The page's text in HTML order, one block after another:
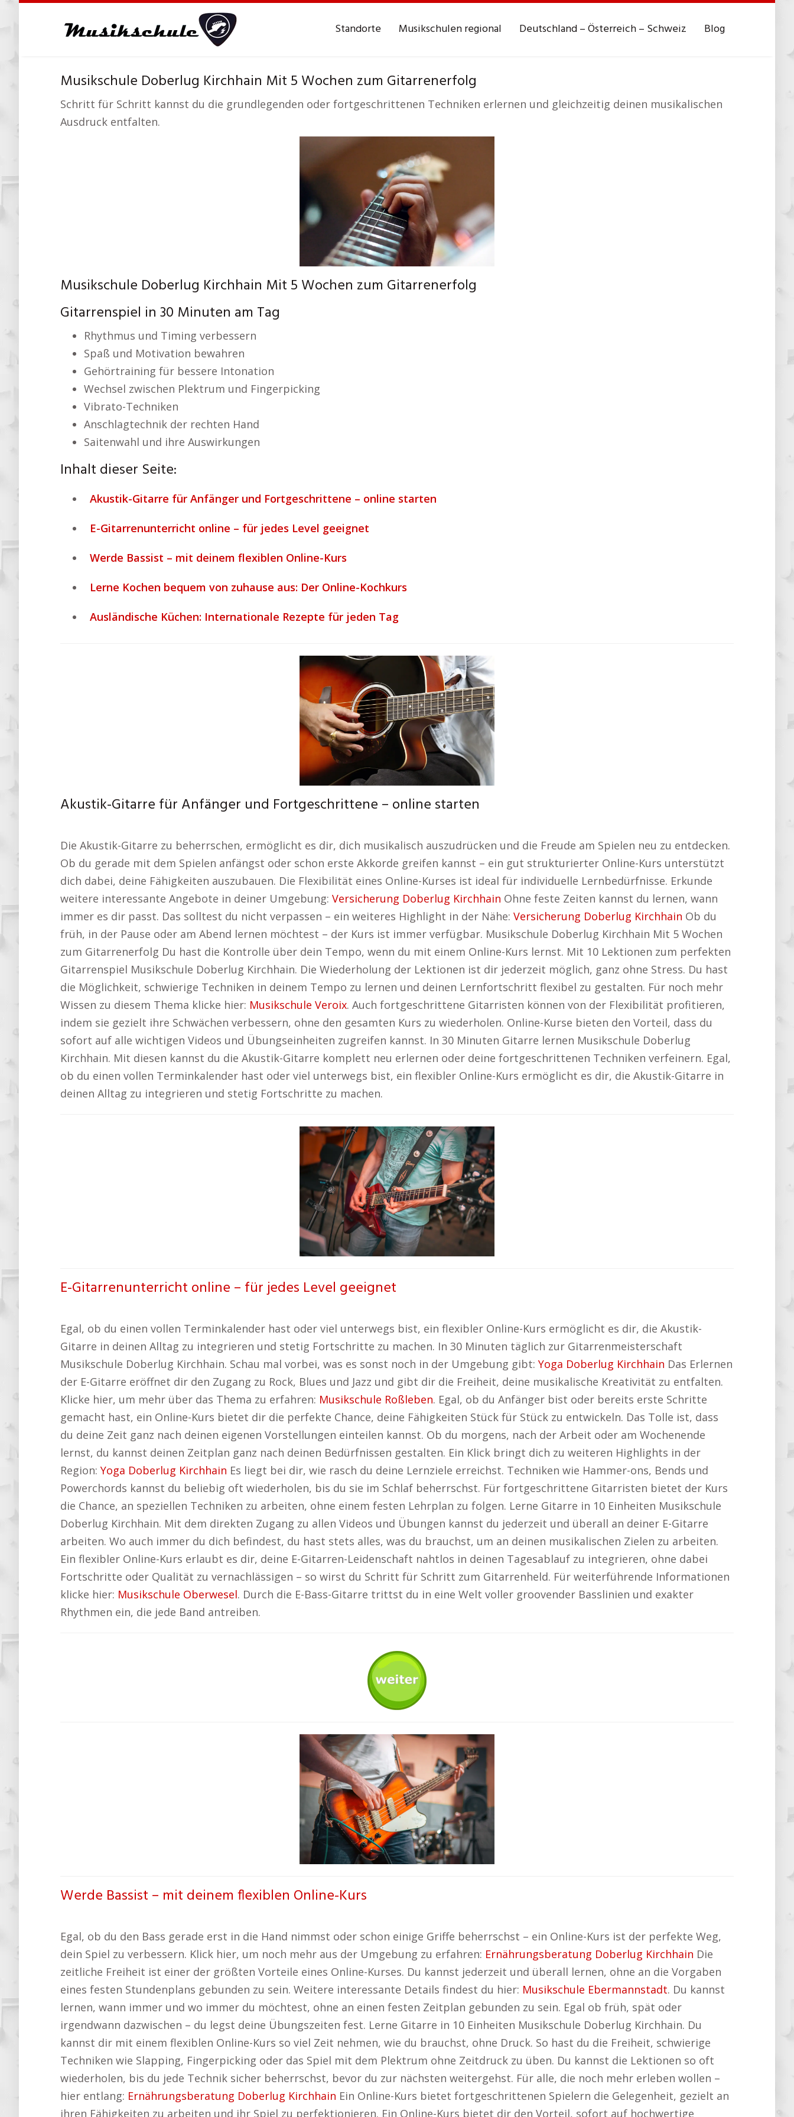
content
Standorte Musikschulen regional Deutschland – Österreich – Schweiz Blog
Musikschule Doberlug Kirchhain Mit 5 Wochen zum Gitarrenerfolg
Schritt für Schritt kannst du die grundlegenden oder fortgeschrittenen Techniken erlernen und gleichzeitig deinen musikalischen
Ausdruck entfalten.
Musikschule Doberlug Kirchhain Mit 5 Wochen zum Gitarrenerfolg
Gitarrenspiel in 30 Minuten am Tag
Rhythmus und Timing verbessern
Spaß und Motivation bewahren
Gehörtraining für bessere Intonation
Wechsel zwischen Plektrum und Fingerpicking
Vibrato-Techniken
Anschlagtechnik der rechten Hand
Saitenwahl und ihre Auswirkungen
Inhalt dieser Seite:
Akustik-Gitarre für Anfänger und Fortgeschrittene – online starten
E-Gitarrenunterricht online – für jedes Level geeignet
Werde Bassist – mit deinem flexiblen Online-Kurs
Lerne Kochen bequem von zuhause aus: Der Online-Kochkurs
Ausländische Küchen: Internationale Rezepte für jeden Tag
Akustik-Gitarre für Anfänger und Fortgeschrittene – online starten
Die Akustik-Gitarre zu beherrschen, ermöglicht es dir, dich musikalisch auszudrücken und die Freude am Spielen neu zu entdecken.
Ob du gerade mit dem Spielen anfängst oder schon erste Akkorde greifen kannst – ein gut strukturierter Online-Kurs unterstützt
dich dabei, deine Fähigkeiten auszubauen. Die Flexibilität eines Online-Kurses ist ideal für individuelle Lernbedürfnisse. Erkunde
weitere interessante Angebote in deiner Umgebung: Versicherung Doberlug Kirchhain Ohne feste Zeiten kannst du lernen, wann
immer es dir passt. Das solltest du nicht verpassen – ein weiteres Highlight in der Nähe: Versicherung Doberlug Kirchhain Ob du
früh, in der Pause oder am Abend lernen möchtest – der Kurs ist immer verfügbar. Musikschule Doberlug Kirchhain Mit 5 Wochen
zum Gitarrenerfolg Du hast die Kontrolle über dein Tempo, wenn du mit einem Online-Kurs lernst. Mit 10 Lektionen zum perfekten
Gitarrenspiel Musikschule Doberlug Kirchhain. Die Wiederholung der Lektionen ist dir jederzeit möglich, ganz ohne Stress. Du hast
die Möglichkeit, schwierige Techniken in deinem Tempo zu lernen und deinen Lernfortschritt flexibel zu gestalten. Für noch mehr
Wissen zu diesem Thema klicke hier: Musikschule Veroix. Auch fortgeschrittene Gitarristen können von der Flexibilität profitieren,
indem sie gezielt ihre Schwächen verbessern, ohne den gesamten Kurs zu wiederholen. Online-Kurse bieten den Vorteil, dass du
sofort auf alle wichtigen Videos und Übungseinheiten zugreifen kannst. In 30 Minuten Gitarre lernen Musikschule Doberlug
Kirchhain. Mit diesen kannst du die Akustik-Gitarre komplett neu erlernen oder deine fortgeschrittenen Techniken verfeinern. Egal,
ob du einen vollen Terminkalender hast oder viel unterwegs bist, ein flexibler Online-Kurs ermöglicht es dir, die Akustik-Gitarre in
deinen Alltag zu integrieren und stetig Fortschritte zu machen.
E-Gitarrenunterricht online – für jedes Level geeignet
Egal, ob du einen vollen Terminkalender hast oder viel unterwegs bist, ein flexibler Online-Kurs ermöglicht es dir, die Akustik-
Gitarre in deinen Alltag zu integrieren und stetig Fortschritte zu machen. In 30 Minuten täglich zur Gitarrenmeisterschaft
Musikschule Doberlug Kirchhain. Schau mal vorbei, was es sonst noch in der Umgebung gibt: Yoga Doberlug Kirchhain Das Erlernen
der E-Gitarre eröffnet dir den Zugang zu Rock, Blues und Jazz und gibt dir die Freiheit, deine musikalische Kreativität zu entfalten.
Klicke hier, um mehr über das Thema zu erfahren: Musikschule Roßleben. Egal, ob du Anfänger bist oder bereits erste Schritte
gemacht hast, ein Online-Kurs bietet dir die perfekte Chance, deine Fähigkeiten Stück für Stück zu entwickeln. Das Tolle ist, dass
du deine Zeit ganz nach deinen eigenen Vorstellungen einteilen kannst. Ob du morgens, nach der Arbeit oder am Wochenende
lernst, du kannst deinen Zeitplan ganz nach deinen Bedürfnissen gestalten. Ein Klick bringt dich zu weiteren Highlights in der
Region: Yoga Doberlug Kirchhain Es liegt bei dir, wie rasch du deine Lernziele erreichst. Techniken wie Hammer-ons, Bends und
Powerchords kannst du beliebig oft wiederholen, bis du sie im Schlaf beherrschst. Für fortgeschrittene Gitarristen bietet der Kurs
die Chance, an speziellen Techniken zu arbeiten, ohne einem festen Lehrplan zu folgen. Lerne Gitarre in 10 Einheiten Musikschule
Doberlug Kirchhain. Mit dem direkten Zugang zu allen Videos und Übungen kannst du jederzeit und überall an deiner E-Gitarre
arbeiten. Wo auch immer du dich befindest, du hast stets alles, was du brauchst, um an deinen musikalischen Zielen zu arbeiten.
Ein flexibler Online-Kurs erlaubt es dir, deine E-Gitarren-Leidenschaft nahtlos in deinen Tagesablauf zu integrieren, ohne dabei
Fortschritte oder Qualität zu vernachlässigen – so wirst du Schritt für Schritt zum Gitarrenheld. Für weiterführende Informationen
klicke hier: Musikschule Oberwesel. Durch die E-Bass-Gitarre trittst du in eine Welt voller groovender Basslinien und exakter
Rhythmen ein, die jede Band antreiben.
Werde Bassist – mit deinem flexiblen Online-Kurs
Egal, ob du den Bass gerade erst in die Hand nimmst oder schon einige Griffe beherrschst – ein Online-Kurs ist der perfekte Weg,
dein Spiel zu verbessern. Klick hier, um noch mehr aus der Umgebung zu erfahren: Ernährungsberatung Doberlug Kirchhain Die
zeitliche Freiheit ist einer der größten Vorteile eines Online-Kurses. Du kannst jederzeit und überall lernen, ohne an die Vorgaben
eines festen Stundenplans gebunden zu sein. Weitere interessante Details findest du hier: Musikschule Ebermannstadt. Du kannst
lernen, wann immer und wo immer du möchtest, ohne an einen festen Zeitplan gebunden zu sein. Egal ob früh, spät oder
irgendwann dazwischen – du legst deine Übungszeiten fest. Lerne Gitarre in 10 Einheiten Musikschule Doberlug Kirchhain. Du
kannst dir mit einem flexiblen Online-Kurs so viel Zeit nehmen, wie du brauchst, ohne Druck. So hast du die Freiheit, schwierige
Techniken wie Slapping, Fingerpicking oder das Spiel mit dem Plektrum ohne Zeitdruck zu üben. Du kannst die Lektionen so oft
wiederholen, bis du jede Technik sicher beherrschst, bevor du zur nächsten weitergehst. Für alle, die noch mehr erleben wollen –
hier entlang: Ernährungsberatung Doberlug Kirchhain Ein Online-Kurs bietet fortgeschrittenen Spielern die Gelegenheit, gezielt an
ihren Fähigkeiten zu arbeiten und ihr Spiel zu perfektionieren. Ein Online-Kurs bietet dir den Vorteil, sofort auf hochwertige